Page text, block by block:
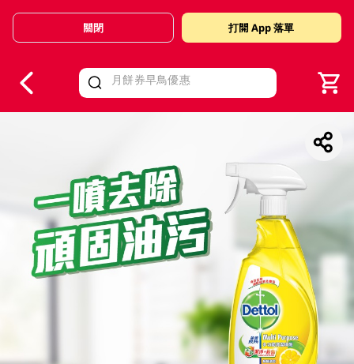
Valid Until 30 June 2026
關閉 打開 App 落單